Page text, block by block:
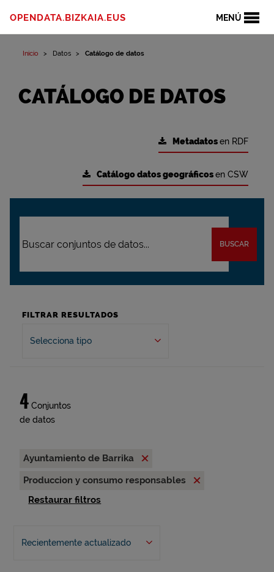
MENÚ
OPENDATA.BIZKAIA.EUS
Inicio Datos Catálogo de datos
CATÁLOGO DE DATOS
Metadatosen RDF
Catálogo datos geográficosen CSW
BUSCAR
FILTRAR RESULTADOS
Selecciona tipo
4 Conjuntos
de datos
Ayuntamiento de Barrika
Produccion y consumo responsables
Restaurar filtros
Recientemente actualizado